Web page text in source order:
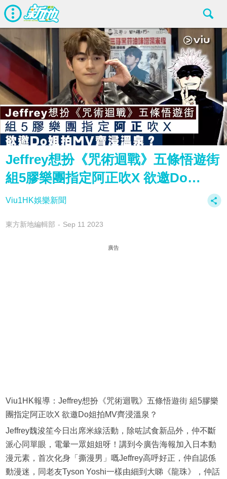
Jeffrey想扮《咒術迴戰》五條悟遊街
組5膠樂團指定阿正吹X 欲邀Do…
Viu1HK娛樂新聞
東方新地編輯部 Sep 11 2023
廣告
Viu1HK報導：Jeffrey想扮《咒術迴戰》五條悟遊街 組5膠樂
團指定阿正吹X 欲邀Do姐拍MV齊浸溫泉？️
Jeffrey魏浚笙今日出席米線活動，除咗試食新品外，仲不斷
派心同單眼，電暈一眾姐姐呀！講到今廣告海報加入日本動
漫元素，首次化身「撕漫男」嘅Jeffrey高呼好正，仲自認係
動漫迷，同老友Tyson Yoshi一樣由細到大睇《龍珠》，仲話